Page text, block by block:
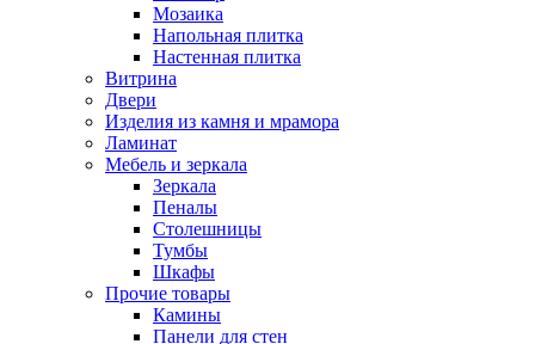
Мозаика
Напольная плитка
Настенная плитка
Витрина
Двери
Изделия из камня и мрамора
Ламинат
Мебель и зеркала
Зеркала
Пеналы
Столешницы
Тумбы
Шкафы
Прочие товары
Камины
Панели для стен